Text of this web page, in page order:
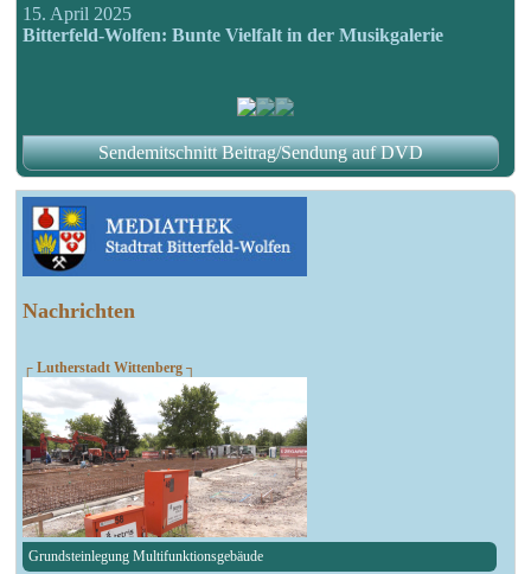
Nachrichten
┌ Lutherstadt Wittenberg ┐
Grundsteinlegung Multifunktionsgebäude
15. April 2025
Bitterfeld-Wolfen: Bunte Vielfalt in der Musikgalerie
Sendemitschnitt Beitrag/Sendung auf DVD